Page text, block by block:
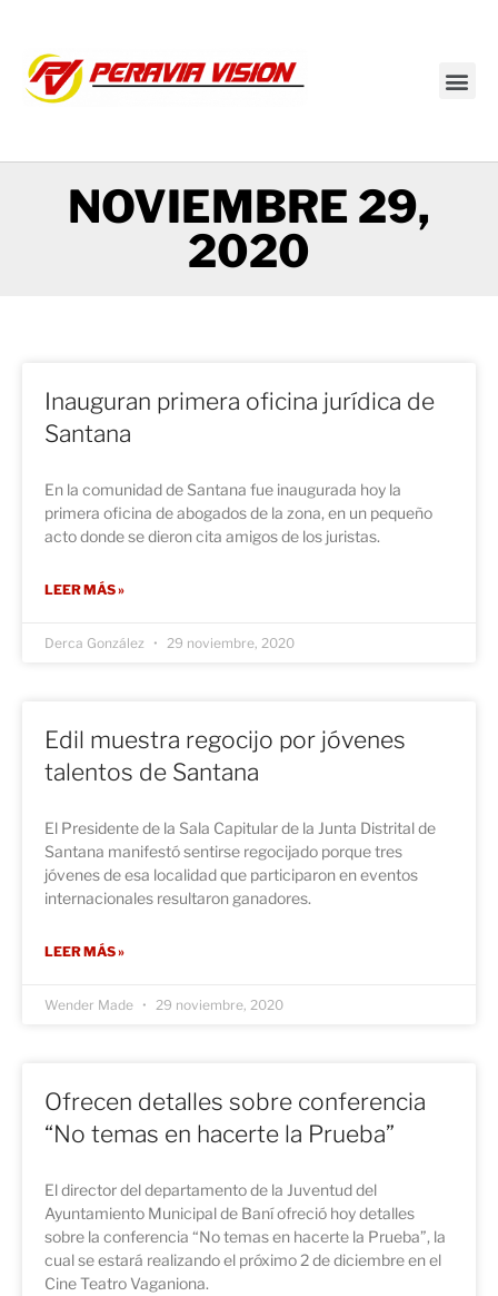
NOVIEMBRE 29,
2020
Inauguran primera oficina jurídica de
Santana
En la comunidad de Santana fue inaugurada hoy la
primera oficina de abogados de la zona, en un pequeño
acto donde se dieron cita amigos de los juristas.
LEER MÁS »
Derca González 29 noviembre, 2020
Edil muestra regocijo por jóvenes
talentos de Santana
El Presidente de la Sala Capitular de la Junta Distrital de
Santana manifestó sentirse regocijado porque tres
jóvenes de esa localidad que participaron en eventos
internacionales resultaron ganadores.
LEER MÁS »
Wender Made 29 noviembre, 2020
Ofrecen detalles sobre conferencia
“No temas en hacerte la Prueba”
El director del departamento de la Juventud del
Ayuntamiento Municipal de Baní ofreció hoy detalles
sobre la conferencia “No temas en hacerte la Prueba”, la
cual se estará realizando el próximo 2 de diciembre en el
Cine Teatro Vaganiona.